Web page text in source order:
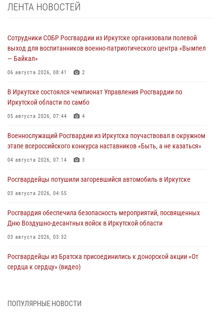
ЛЕНТА НОВОСТЕЙ
Сотрудники СОБР Росгвардии из Иркутске организовали полевой
выход для воспитанников военно-патриотического центра «Вымпел
— Байкал»
06 августа 2026, 08:41 2
В Иркутске состоялся чемпионат Управления Росгвардии по
Иркутской области по самбо
05 августа 2026, 07:44 4
Военнослужащий Росгвардии из Иркутска поучаствовал в окружном
этапе всероссийского конкурса наставников «Быть, а не казаться»
04 августа 2026, 07:14 3
Росгвардейцы потушили загоревшийся автомобиль в Иркутске
03 августа 2026, 04:55
Росгвардия обеспечила безопасность мероприятий, посвященных
Дню Воздушно-десантных войск в Иркутской области
03 августа 2026, 03:32
Росгвардейцы из Братска присоединились к донорской акции «От
сердца к сердцу» (видео)
Сотрудники Росгвардии нашли и вернули родственникам
ПОПУЛЯРНЫЕ НОВОСТИ